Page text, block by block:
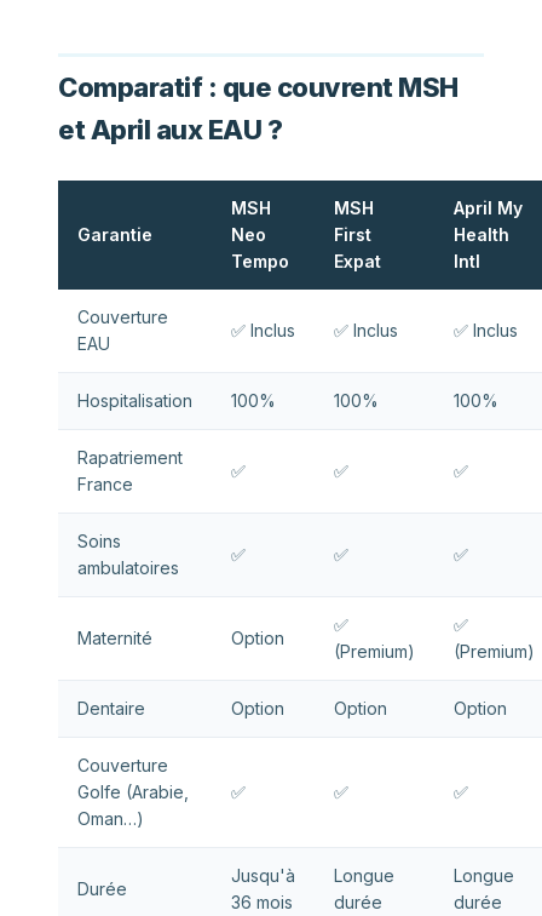
Comparatif : que couvrent MSH
et April aux EAU ?
Garantie
MSH
Neo
Tempo
MSH
First
Expat
April My
Health
Intl
Couverture
EAU
✅ Inclus ✅ Inclus ✅ Inclus
Hospitalisation 100% 100% 100%
Rapatriement
France
✅ ✅ ✅
Soins
ambulatoires
✅ ✅ ✅
Maternité Option
✅
(Premium)
✅
(Premium)
Dentaire Option Option Option
Couverture
Golfe (Arabie,
Oman…)
✅ ✅ ✅
Durée
Jusqu'à
36 mois
Longue
durée
Longue
durée